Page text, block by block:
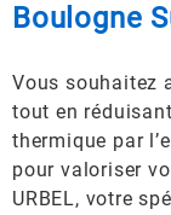
Boulogne
Vous souhaitez
tout en
thermique par
pour valoriser
URBEL, votre